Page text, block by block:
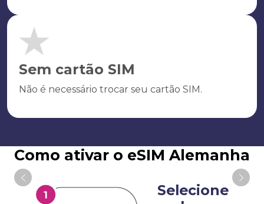
Sem cartão SIM
Não é necessário trocar seu cartão SIM.
Como ativar o eSIM Alemanha
Selecione